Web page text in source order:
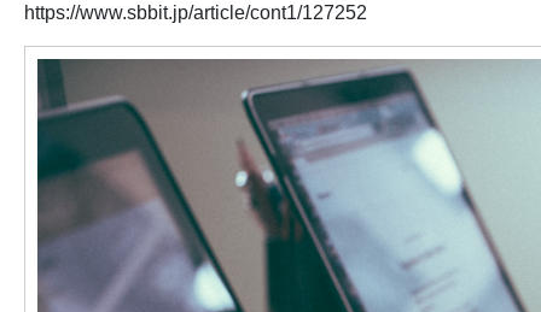
https://www.sbbit.jp/article/cont1/127252